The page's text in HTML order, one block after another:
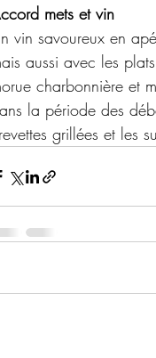
mets et vin
vin savoureux en
aussi avec les
charbonnière et
la période des
grillées et les